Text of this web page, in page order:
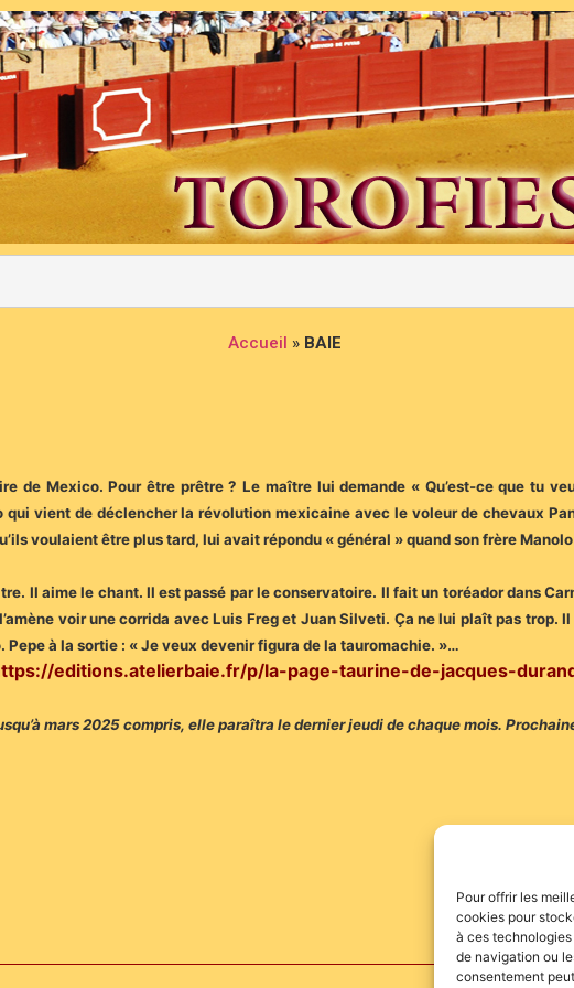
Pour offrir les
cookies pour
à ces
de navigation ou
consentement
Accueil » BAIE
de Mexico. Pour être prêtre ? Le maître lui demande « Qu’est-ce que tu
vient de déclencher la révolution mexicaine avec le voleur de chevaux
voulaient être plus tard, lui avait répondu « général » quand son frère
Il aime le chant. Il est passé par le conservatoire. Il fait un toréador dans
voir une corrida avec Luis Freg et Juan Silveti. Ça ne lui plaît pas trop.
à la sortie : « Je veux devenir figura de la tauromachie. »…
editions.atelierbaie.fr/p/la-page-taurine-de-jacques-
mars 2025 compris, elle paraîtra le dernier jeudi de chaque mois.